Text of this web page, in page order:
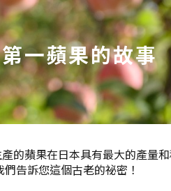
一蘋果的故事
的蘋果在日本具有最大的產量
們告訴您這個古老的祕密！